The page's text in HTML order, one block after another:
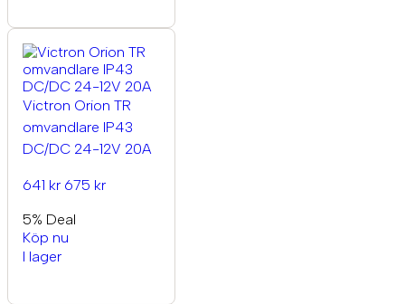
Victron Orion TR
omvandlare IP43
DC/DC 24-12V 20A
641 kr 675 kr
5% Deal
Köp nu
I lager